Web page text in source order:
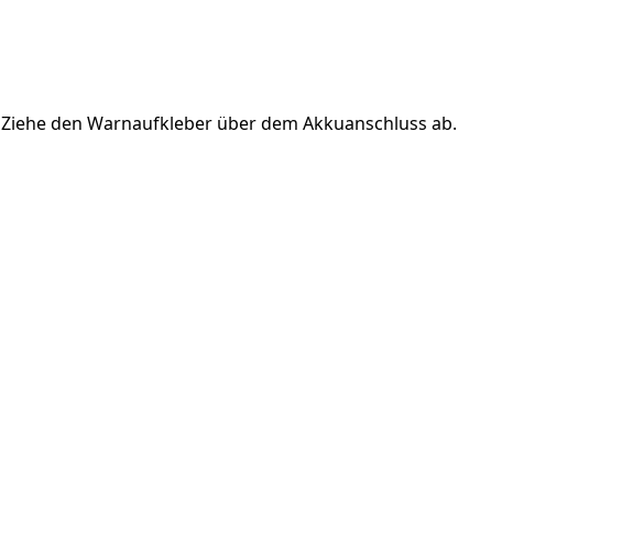
Ziehe den Warnaufkleber über dem Akkuanschluss ab.